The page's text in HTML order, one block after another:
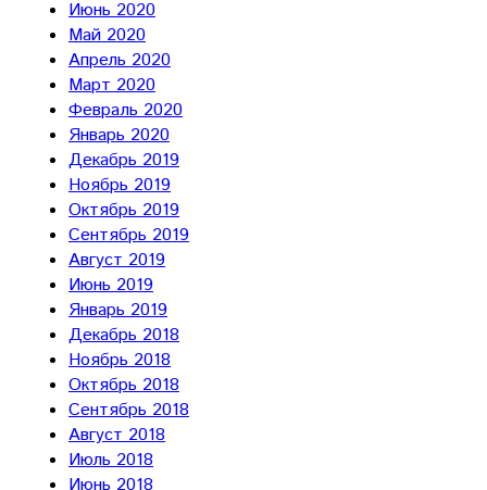
Июнь 2020
Май 2020
Апрель 2020
Март 2020
Февраль 2020
Январь 2020
Декабрь 2019
Ноябрь 2019
Октябрь 2019
Сентябрь 2019
Август 2019
Июнь 2019
Январь 2019
Декабрь 2018
Ноябрь 2018
Октябрь 2018
Сентябрь 2018
Август 2018
Июль 2018